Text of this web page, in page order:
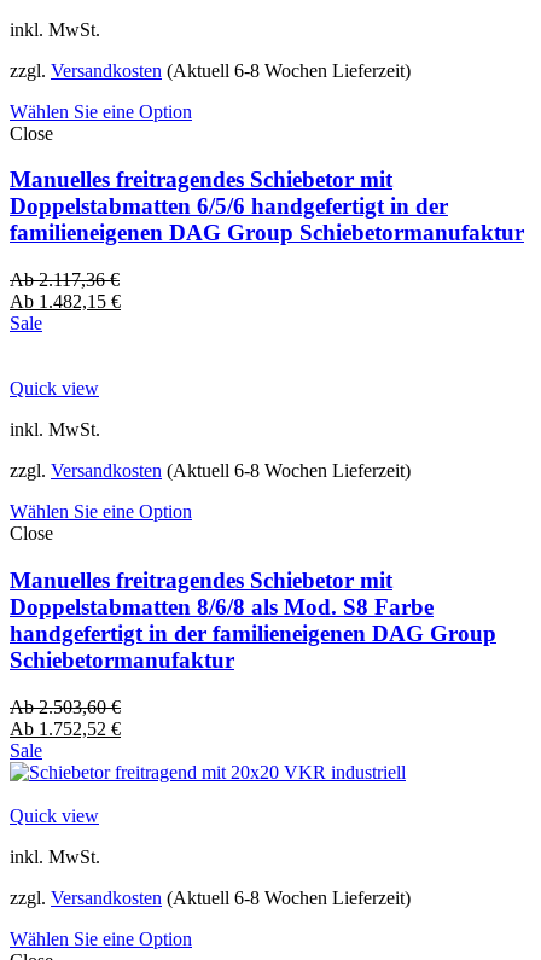
inkl. MwSt.
zzgl. Versandkosten (Aktuell 6-8 Wochen Lieferzeit)
Wählen Sie eine Option
Close
Manuelles freitragendes Schiebetor mit
Doppelstabmatten 6/5/6 handgefertigt in der
familieneigenen DAG Group Schiebetormanufaktur
Ab2.117,36€
Ab 1.482,15 €
Sale
Quick view
inkl. MwSt.
zzgl. Versandkosten (Aktuell 6-8 Wochen Lieferzeit)
Wählen Sie eine Option
Close
Manuelles freitragendes Schiebetor mit
Doppelstabmatten 8/6/8 als Mod. S8 Farbe
handgefertigt in der familieneigenen DAG Group
Schiebetormanufaktur
Ab2.503,60€
Ab 1.752,52 €
Sale
Quick view
inkl. MwSt.
zzgl. Versandkosten (Aktuell 6-8 Wochen Lieferzeit)
Wählen Sie eine Option